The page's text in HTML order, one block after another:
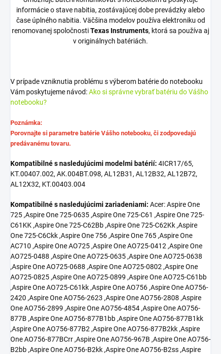
informácie o stave nabitia, zostávajúcej dobe prevádzky alebo
čase úplného nabitia. Väčšina modelov používa elektroniku od
renomovanej spoločnostiTexas Instruments, ktorá sa používa aj
v originálnych batériách.
V prípade vzniknutia problému s výberom batérie do notebooku
Vám poskytujeme návod:Ako si správne vybrať batériu do Vášho
notebooku?
Poznámka:
Porovnajte si parametre batérie Vášho notebooku, či zodpovedajú
predávanému tovaru.
Kompatibilné s nasledujúcimi modelmi batérií: 4ICR17/65,
KT.00407.002, AK.004BT.098, AL12B31, AL12B32, AL12B72,
AL12X32, KT.00403.004
Kompatibilné s nasledujúcimi zariadeniami: Acer: Aspire One
725 ,Aspire One 725-0635 ,Aspire One 725-C61 ,Aspire One 725-
C61KK ,Aspire One 725-C62Bb ,Aspire One 725-C62Kk ,Aspire
One 725-C6Ckk ,Aspire One 756 ,Aspire One 765 ,Aspire One
AC710 ,Aspire One AO725 ,Aspire One AO725-0412 ,Aspire One
AO725-0488 ,Aspire One AO725-0635 ,Aspire One AO725-0638
,Aspire One AO725-0688 ,Aspire One AO725-0802 ,Aspire One
AO725-0825 ,Aspire One AO725-0899 ,Aspire One AO725-C61bb
,Aspire One AO725-C61kk ,Aspire One AO756 ,Aspire One AO756-
2420 ,Aspire One AO756-2623 ,Aspire One AO756-2808 ,Aspire
One AO756-2899 ,Aspire One AO756-4854 ,Aspire One AO756-
877B ,Aspire One AO756-877B1bb ,Aspire One AO756-877B1kk
,Aspire One AO756-877B2 ,Aspire One AO756-877B2kk ,Aspire
One AO756-877BCrr ,Aspire One AO756-967B ,Aspire One AO756-
B2bb ,Aspire One AO756-B2kk ,Aspire One AO756-B2ss ,Aspire